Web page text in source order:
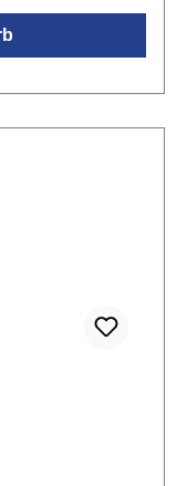
brandneue
Sound absolut
die
einer
als
ein